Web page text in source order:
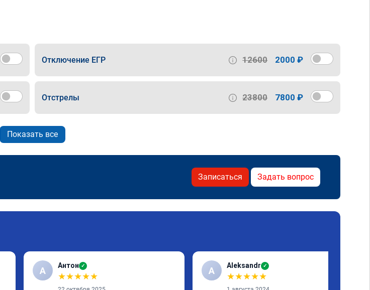
Отключение ЕГР 12600 2000 ₽
Отстрелы 23800 7800 ₽
Показать все
Записаться Задать вопрос
А Антон ✓
★★★★★
A Aleksandr ✓
★★★★★